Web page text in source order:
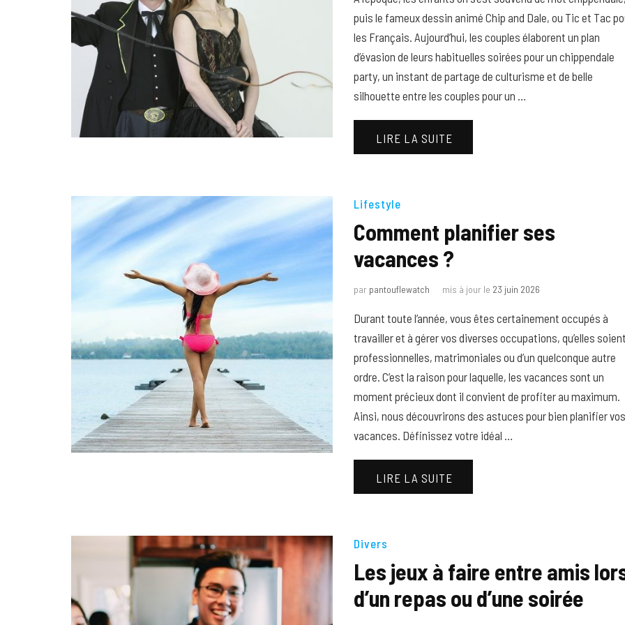
puis le fameux dessin animé Chip and Dale, ou Tic et Tac
les Français. Aujourd’hui, les couples élaborent un plan
d’évasion de leurs habituelles soirées pour un chippendale
party, un instant de partage de culturisme et de belle
silhouette entre les couples pour un …
LIRE LA SUITE
Lifestyle
Comment planifier ses
vacances ?
par pantouflewatch mis à jour le 23 juin 2026
Durant toute l’année, vous êtes certainement occupés à
travailler et à gérer vos diverses occupations, qu’elles
professionnelles, matrimoniales ou d’un quelconque autre
ordre. C’est la raison pour laquelle, les vacances sont un
moment précieux dont il convient de profiter au maximum.
Ainsi, nous découvrirons des astuces pour bien planifier vos
vacances. Définissez votre idéal …
LIRE LA SUITE
Divers
Les jeux à faire entre amis
d’un repas ou d’une soirée